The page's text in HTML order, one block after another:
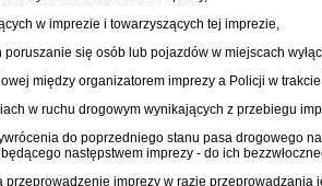
w imprezie i towarzyszących tej imprezie,
się osób lub pojazdów w miejscach
między organizatorem imprezy a Policji w
w ruchu drogowym wynikających z przebiegu
do poprzedniego stanu pasa drogowego
następstwem imprezy - do ich
przeprowadzenie imprezy w razie przeprowadzania